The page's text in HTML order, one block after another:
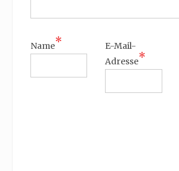
Name*
E-Mail-
Adresse*